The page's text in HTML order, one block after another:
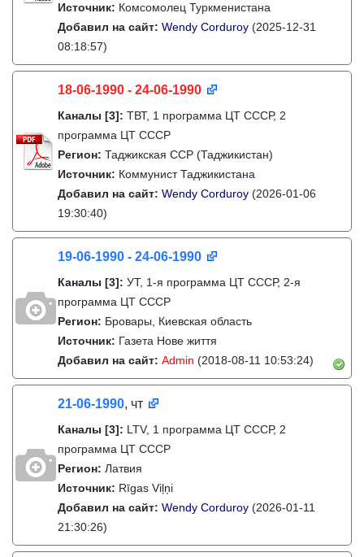
Источник: Комсомолец Туркменистана
Добавил на сайт: Wendy Corduroy (2025-12-31
08:18:57)
18-06-1990 - 24-06-1990
Каналы [3]: ТВТ, 1 программа ЦТ СССР, 2
программа ЦТ СССР
Регион: Таджикская ССР (Таджикистан)
Источник: Коммунист Таджикистана
Добавил на сайт: Wendy Corduroy (2026-01-06
19:30:40)
19-06-1990 - 24-06-1990
Каналы [3]: УТ, 1-я программа ЦТ СССР, 2-я
программа ЦТ СССР
Регион: Бровары, Киевская область
Источник: Газета Нове життя
Добавил на сайт: Admin (2018-08-11 10:53:24)
21-06-1990, чт
Каналы [3]: LTV, 1 программа ЦТ СССР, 2
программа ЦТ СССР
Регион: Латвия
Источник: Rīgas Viļņi
Добавил на сайт: Wendy Corduroy (2026-01-11
21:30:26)